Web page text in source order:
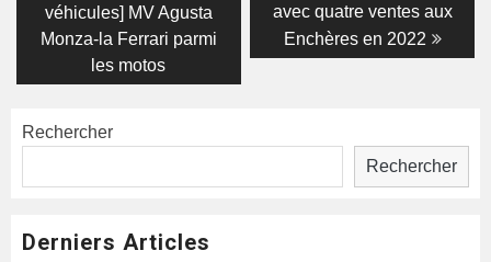
l’article
post:
véhicules] MV Agusta
Monza-la Ferrari parmi
les motos
post:
avec quatre ventes aux
Enchères en 2022
Rechercher
Rechercher
Derniers Articles